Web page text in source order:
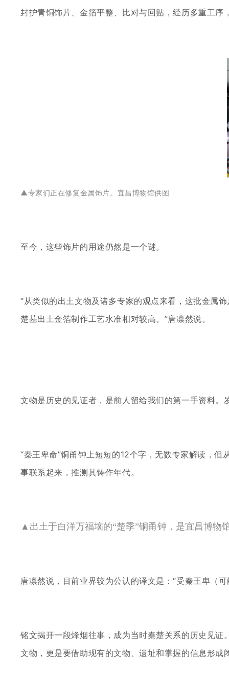
封护青铜饰片、金箔平整、比对与回贴，经历多重工
▲专家们正在修复金属饰片。宜昌博物馆供图
至今，这些饰片的用途仍然是一个谜。
“从类似的出土文物及诸多专家的观点来看，这批金属
楚墓出土金箔制作工艺水准相对较高。”唐凛然说。
文物是历史的见证者，是前人留给我们的第一手资料
“秦王卑命”铜甬钟上短短的12个字，无数专家解读，
事联系起来，推测其铸作年代。
▲出土于白洋万福垴的“楚季”铜甬钟，是宜昌博物
唐凛然说，目前业界较为公认 的译文是：“受秦王卑（
铭文揭开一段烽烟往事，成为当时秦楚关系的历史见
文物，更是要借助现有的文物、遗址和掌握的信息形成